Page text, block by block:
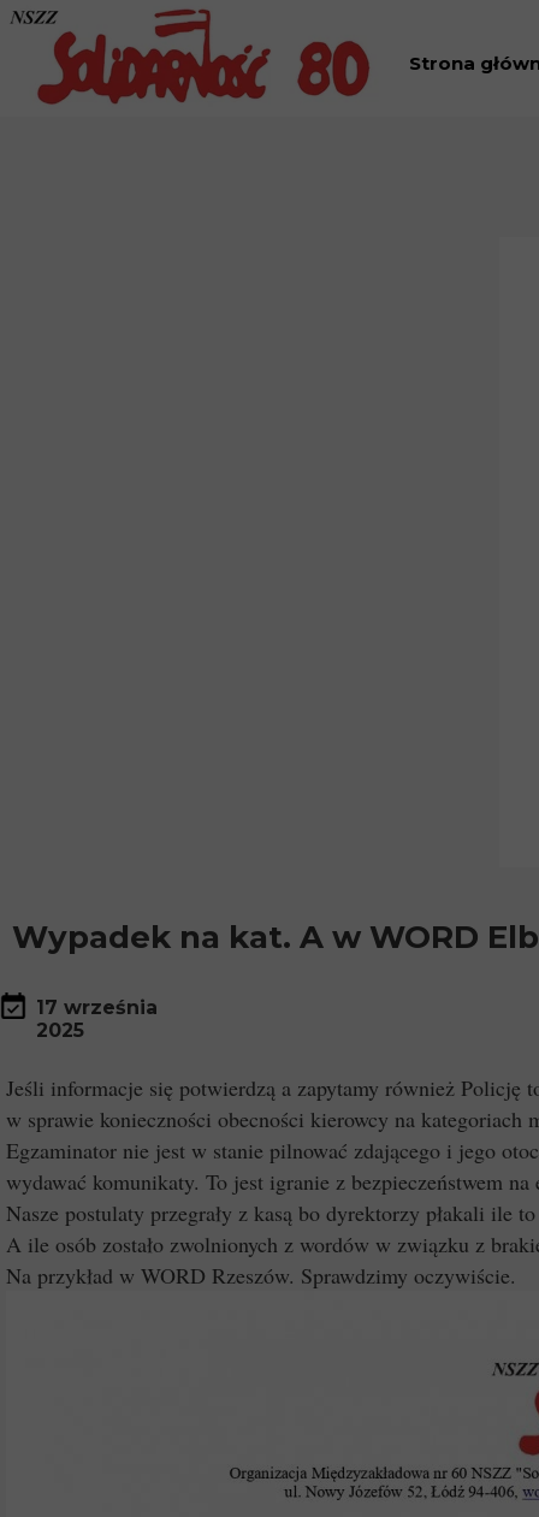
17 września
2025
Jeśli informacje się potwierdzą a zapytamy również
w sprawie konieczności obecności kierowcy na kategoriach
Egzaminator nie jest w stanie pilnować zdającego i jego
wydawać komunikaty. To jest igranie z bezpieczeństwem na
Nasze postulaty przegrały z kasą bo dyrektorzy płakali ile
A ile osób zostało zwolnionych z wordów w związku z
Na przykład w WORD Rzeszów. Sprawdzimy oczywiście.
Wypadek na kat. A w WORD
Strona